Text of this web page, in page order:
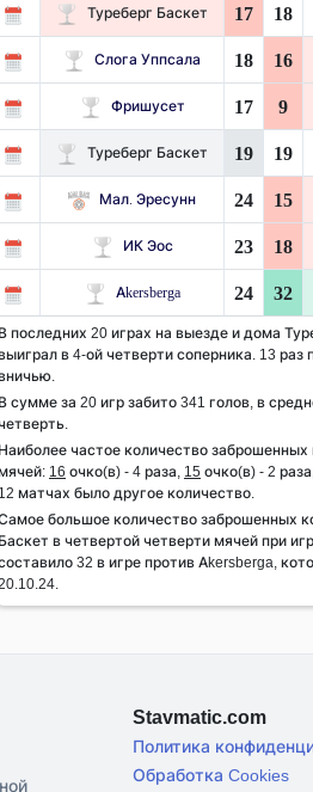
Туреберг Баскет 17 18
Слога Уппсала 18 16
Фришусет 17 9
Туреберг Баскет 19 19
Мал. Эресунн 24 15
ИК Эос 23 18
Akersberga 24 32
В последних 20 играх на выезде и дома
в 4-ой четверти соперника. 13 раз
В сумме за 20 игр забито 341 голов, в
Наиболее частое количество заброшенных
16 очко(в) - 4 раза, 15 очко(в) - 2
12 матчах было другое количество.
большое количество заброшенных
Баскет в четвертой четверти мячей при
32 в игре против Akersberga,
Stavmatic.com
Политика
Обработка Cookies